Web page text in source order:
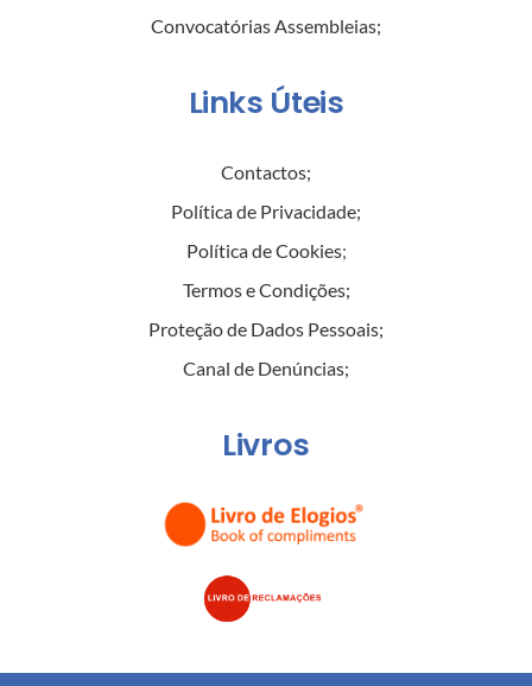
Convocatórias Assembleias;
Links Úteis
Contactos;
Política de Privacidade;
Política de Cookies;
Termos e Condições;
Proteção de Dados Pessoais;
Canal de Denúncias;
Livros